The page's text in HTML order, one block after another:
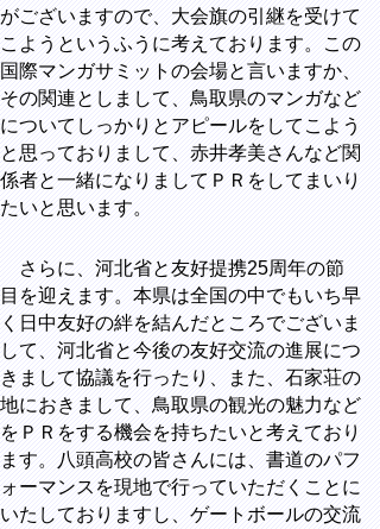
がございますので、大会旗の引継を受けて
こようというふうに考えております。この
国際マンガサミットの会場と言いますか、
その関連としまして、鳥取県のマンガなど
についてしっかりとアピールをしてこよう
と思っておりまして、赤井孝美さんなど関
係者と一緒になりましてＰＲをしてまいり
たいと思います。
さらに、河北省と友好提携25周年の節
目を迎えます。本県は全国の中でもいち早
く日中友好の絆を結んだところでございま
して、河北省と今後の友好交流の進展につ
きまして協議を行ったり、また、石家荘の
地におきまして、鳥取県の観光の魅力など
をＰＲをする機会を持ちたいと考えており
ます。八頭高校の皆さんには、書道のパフ
ォーマンスを現地で行っていただくことに
いたしておりますし、ゲートボールの交流